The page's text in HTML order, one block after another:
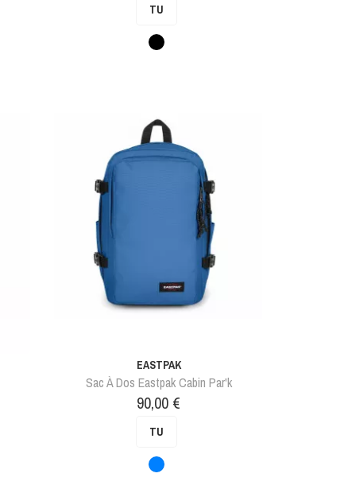
TU
Noir
EASTPAK
Sac À Dos Eastpak Cabin Par'k
Prix
90,00 €
TU
Bleu